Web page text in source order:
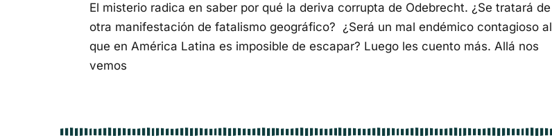
El misterio radica en saber por qué la deriva corrupta de Odebrecht. ¿Se tratará de
otra manifestación de fatalismo geográfico? ¿Será un mal endémico contagioso al
que en América Latina es imposible de escapar? Luego les cuento más. Allá nos
vemos